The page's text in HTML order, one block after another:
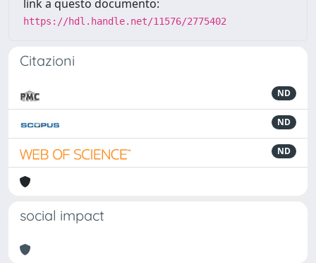
link a questo documento:
https://hdl.handle.net/11576/2775402
Citazioni
ND
ND
ND
social impact